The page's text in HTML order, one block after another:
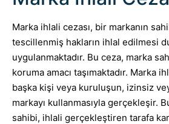
Marka ihlali cezası, bir markanın
tescillenmiş hakların ihlal edilmesi
uygulanmaktadır. Bu ceza, marka
koruma amacı taşımaktadır. Marka
başka kişi veya kuruluşun, izinsiz
markayı kullanmasıyla gerçekleşir.
sahibi, ihlali gerçekleştiren tarafa